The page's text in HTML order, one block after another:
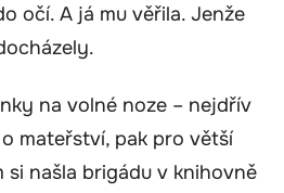
očí. A já mu věřila. Jenže
na volné noze – nejdřív
mateřství, pak pro větší
si našla brigádu v knihovně